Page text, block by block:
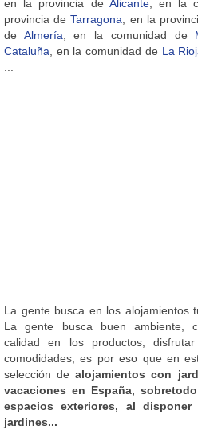
en la provincia de Alicante, en la
provincia deTarragona, en la
de Almería, en la comunidad de
Cataluña, en la comunidad de La
...
La gente busca en los alojamientos
La gente busca buen ambiente,
calidad en los productos,
comodidades, es por eso que en
selección dealojamientos con
vacaciones en España,
espacios exteriores, al
jardines...